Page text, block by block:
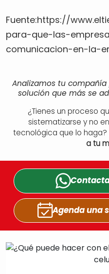
Fuente:https://
para-que-las-
comunicacion-en-la-
Analizamos tu
solución que más se
¿Tienes un proceso
sistematizarse y no
tecnológica que lo haga?
a tu
Agenda una